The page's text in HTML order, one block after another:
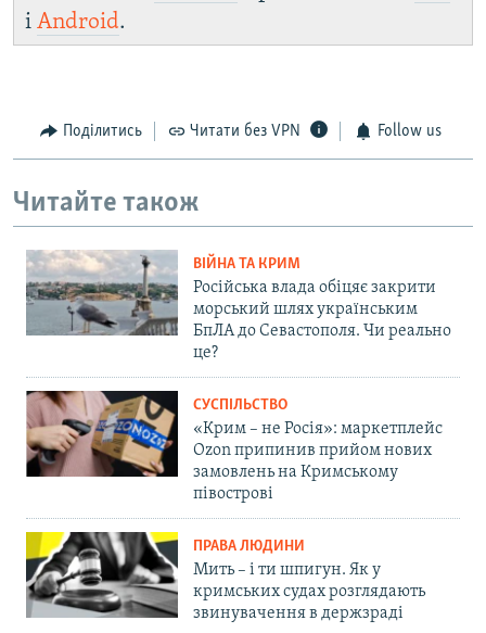
і Android.
Поділитись Читати без VPN Follow us
Читайте також
ВІЙНА ТА КРИМ
Російська влада обіцяє закрити
морський шлях українським
БпЛА до Севастополя. Чи реально
це?
СУСПІЛЬСТВО
«Крим – не Росія»: маркетплейс
Ozon припинив прийом нових
замовлень на Кримському
півострові
ПРАВА ЛЮДИНИ
Мить – і ти шпигун. Як у
кримських судах розглядають
звинувачення в держзраді